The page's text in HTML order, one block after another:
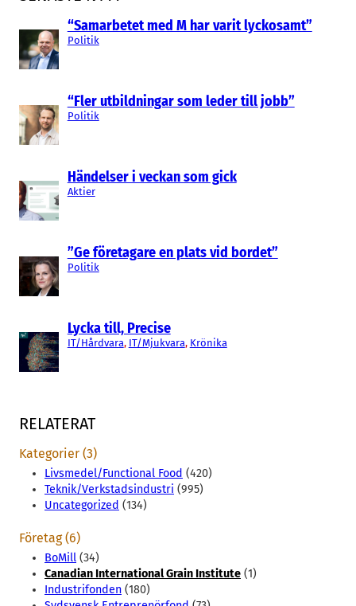
“Samarbetet med M har varit lyckosamt”
Politik
“Fler utbildningar som leder till jobb”
Politik
Händelser i veckan som gick
Aktier
”Ge företagare en plats vid bordet”
Politik
Lycka till, Precise
IT/Hårdvara, IT/Mjukvara, Krönika
RELATERAT
Kategorier (3)
Livsmedel/Functional Food (420)
Teknik/Verkstadsindustri (995)
Uncategorized (134)
Företag (6)
BoMill (34)
Canadian International Grain Institute (1)
Industrifonden (180)